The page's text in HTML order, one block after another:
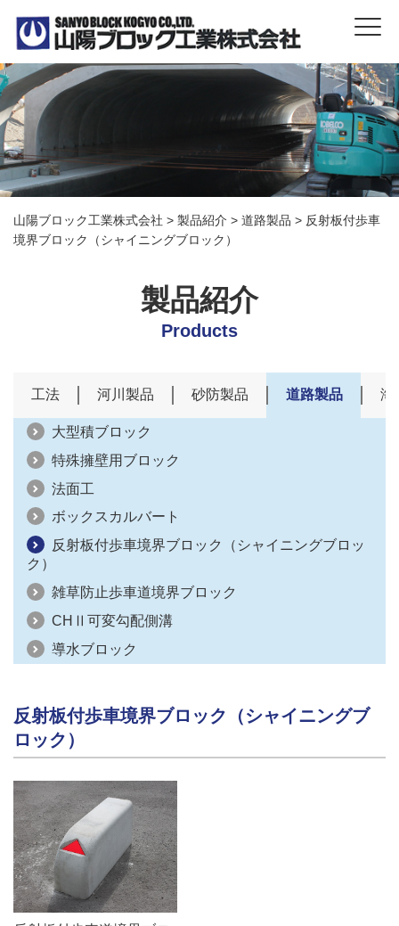
山陽ブロック工業株式会社 > 製品紹介 > 道路製品 > 反射板付歩車
境界ブロック（シャイニングブロック）
製品紹介
Products
工法 河川製品 砂防製品 道路製品 海
大型積ブロック
特殊擁壁用ブロック
法面工
ボックスカルバート
反射板付歩車境界ブロック（シャイニングブロッ
ク）
雑草防止歩車道境界ブロック
CHⅡ可変勾配側溝
導水ブロック
反射板付歩車境界ブロック（シャイニングブ
ロック）